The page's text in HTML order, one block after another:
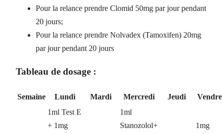
Pour la relance prendre Clomid 50mg par jour pendant
20 jours;
Pour la relance prendre Nolvadex (Tamoxifen) 20mg
par jour pendant 20 jours
Tableau de dosage :
Semaine Lundi Mardi Mercredi Jeudi
1ml Test E
+ 1mg
1ml
Stanozolol+
1mg